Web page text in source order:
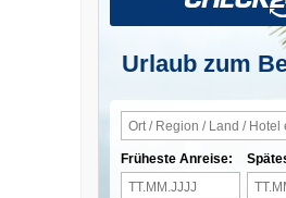
Urlaub zum
Früheste Anreise: